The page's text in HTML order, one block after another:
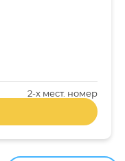
2-x мест. номер